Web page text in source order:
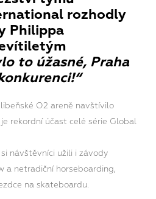
rozhodly
Philippa
to úžasné, Praha
O2 areně navštívilo
rekordní účast celé série Global
návštěvníci užili i závody
a netradiční horseboarding,
na skateboardu.